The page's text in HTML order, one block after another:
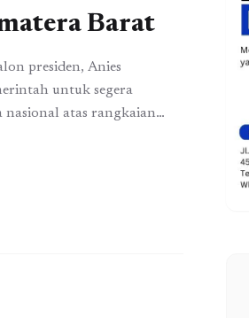
Barat
presiden, Anies
untuk segera
nasional atas rangkaian
Barat. Seruan tersebut